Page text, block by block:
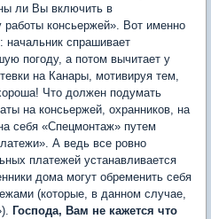
ли Вы включить в
консьержей». Вот именно
начальник спрашивает
погоду, а потом вычитает у
на Канары, мотивируя тем,
Что должен подумать
на консьержей, охранников, на
себя «Спецмонтаж» путем
А ведь все ровно
платежей устанавливается
дома могут обременить себя
(которые, в данном случае,
Господа, Вам не кажется что